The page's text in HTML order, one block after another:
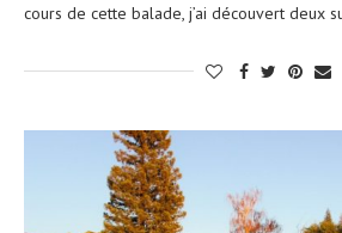
cours de cette balade, j’ai découvert deux